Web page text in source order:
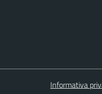
Informativa